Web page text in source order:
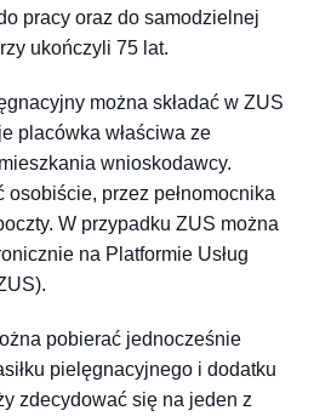
pracy oraz do samodzielnej
ukończyli 75 lat.
można składać w ZUS
placówka właściwa ze
wnioskodawcy.
osobiście, przez pełnomocnika
W przypadku ZUS można
na Platformie Usług
pobierać jednocześnie
pielęgnacyjnego i dodatku
zdecydować się na jeden z